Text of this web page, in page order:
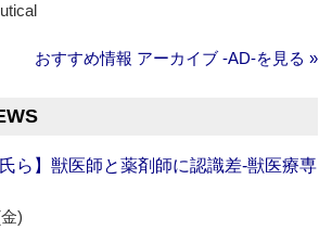
おすすめ情報 アーカイブ ‐AD‐を見る »
ら】獣医師と薬剤師に認識差‐獣医療専
)